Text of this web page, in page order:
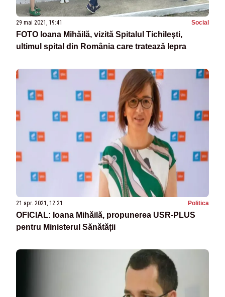
29 mai 2021, 19:41 Social
FOTO Ioana Mihăilă, vizită Spitalul Tichileşti,
ultimul spital din România care tratează lepra
21 apr. 2021, 12:21 Politica
OFICIAL: Ioana Mihăilă, propunerea USR-PLUS
pentru Ministerul Sănătății